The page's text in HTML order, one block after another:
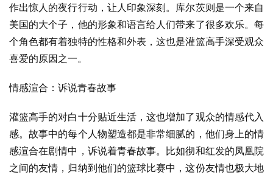
作出惊人的夜行行动，让人印象深刻。库尔茨则是一个来自
美国的大个子，他的形象和语言给人们带来了很多欢乐。每
个角色都有着独特的性格和外表，这也是灌篮高手深受观众
喜爱的原因之一。
情感渲合：诉说青春故事
灌篮高手的对白十分贴近生活，这也增加了观众的情感代入
感。故事中的每个人物塑造都是非常细腻的，他们身上的情
感渲合在剧情中，诉说着青春故事。比如彻和红发的凤凰院
之间的友情，归纳到他们的篮球比赛中，这份友情也极大地